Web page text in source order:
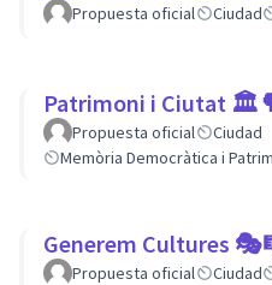
Propuesta oficial Ciudad
Patrimoni i Ciutat
Propuesta oficial
Ciudad
Memòria Democràtica i
Generem Cultures
Propuesta oficial Ciudad